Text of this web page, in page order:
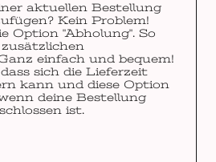
aktuellen Bestellung
Kein Problem!
Option "Abholung". So
einfach und bequem!
sich die Lieferzeit
kann und diese Option
deine Bestellung
ist.